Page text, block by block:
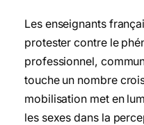
Les enseignants
protester contre le
professionnel,
touche un nombre
mobilisation met en
les sexes dans la